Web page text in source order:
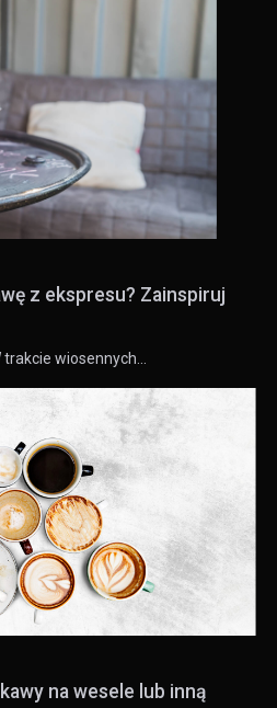
z ekspresu? Zainspiruj
wiosennych…
na wesele lub inną